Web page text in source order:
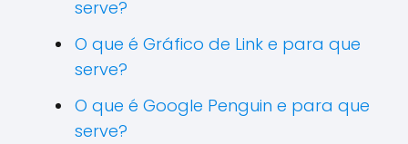
serve?
O que é Gráfico de Link e para que
serve?
O que é Google Penguin e para que
serve?